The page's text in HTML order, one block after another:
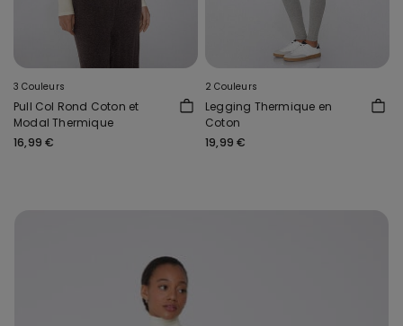
3 Couleurs
Pull Col Rond Coton et
Modal Thermique
16,99 €
2 Couleurs
Legging Thermique en
Coton
19,99 €